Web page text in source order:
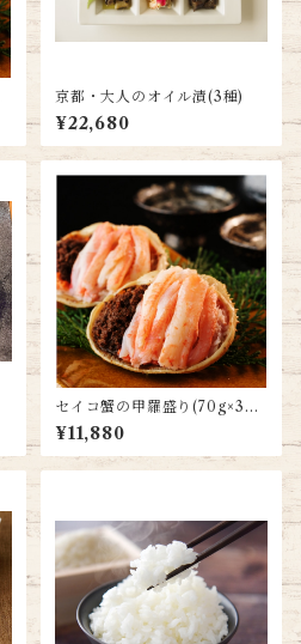
京都・大人のオイル漬(3種)
¥22,680
セイコ蟹の甲羅盛り(70g×3個
入)
¥11,880